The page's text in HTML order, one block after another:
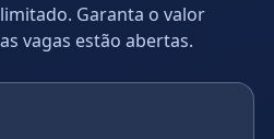
Garanta o valor
vagas estão abertas.